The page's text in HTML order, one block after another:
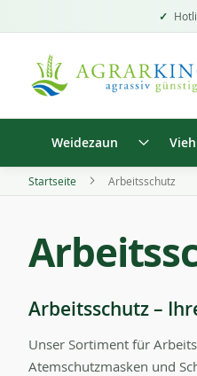
Weidezaun
Startseite Arbeitsschutz
Arbeitsschutz –
Unser Sortiment für
Atemschutzmasken und